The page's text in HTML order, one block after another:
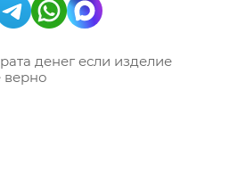
денег если изделие
верно